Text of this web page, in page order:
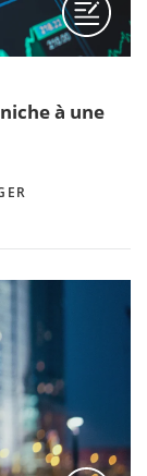
à une